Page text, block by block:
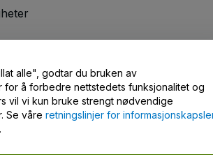
/ kontakt oss
alle", godtar du bruken av
for å forbedre nettstedets funksjonalitet og
vil vi kun bruke strengt nødvendige
Se våre retningslinjer for